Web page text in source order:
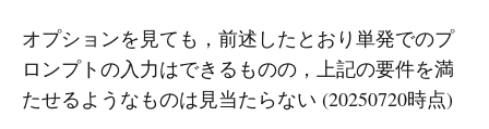
オプションを見ても，前述したとおり単発でのプ
ロンプトの入力はできるものの，上記の要件を満
たせるようなものは見当たらない (20250720時点)